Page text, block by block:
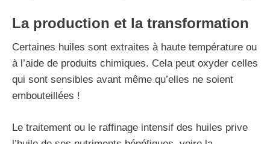
La production et la transformation
Certaines huiles sont extraites à haute température ou
à l’aide de produits chimiques. Cela peut oxyder celles
qui sont sensibles avant même qu’elles ne soient
embouteillées !
Le traitement ou le raffinage intensif des huiles prive